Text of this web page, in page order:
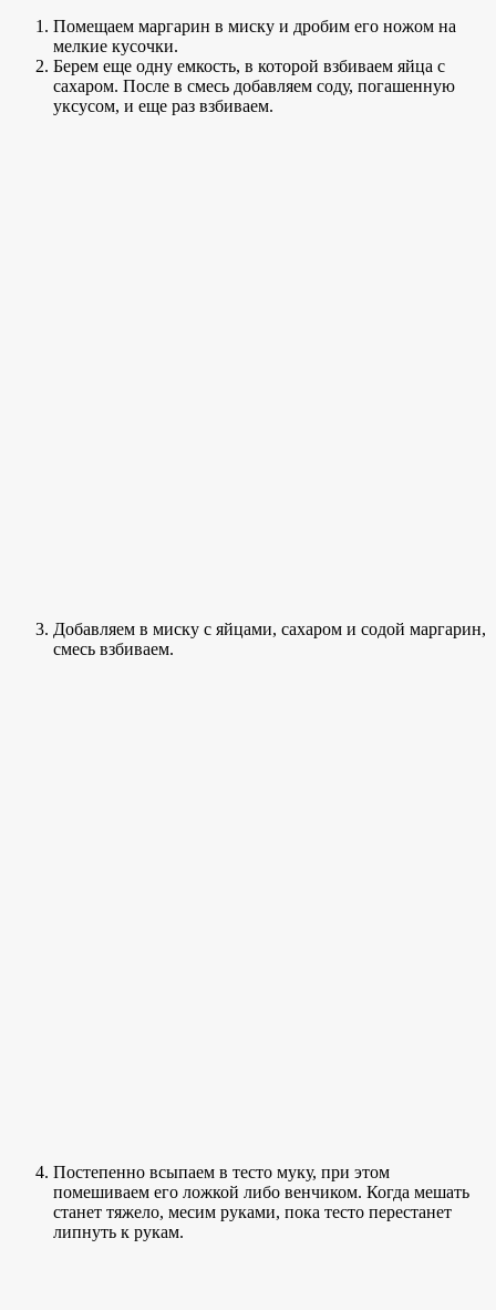
Помещаем маргарин в миску и дробим его ножом на
мелкие кусочки.
Берем еще одну емкость, в которой взбиваем яйца с
сахаром. После в смесь добавляем соду, погашенную
уксусом, и еще раз взбиваем.
Добавляем в миску с яйцами, сахаром и содой маргарин,
смесь взбиваем.
Постепенно всыпаем в тесто муку, при этом
помешиваем его ложкой либо венчиком. Когда мешать
станет тяжело, месим руками, пока тесто перестанет
липнуть к рукам.